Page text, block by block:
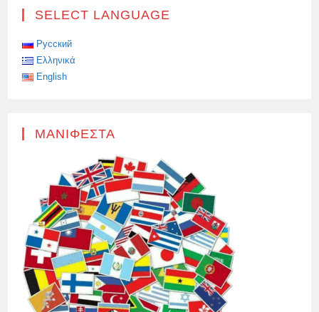
SELECT LANGUAGE
Русский
Ελληνικά
English
ΜΑΝΙΦΈΣΤΑ